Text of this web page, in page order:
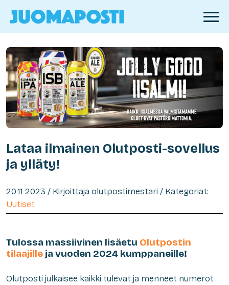
Lataa ilmainen Olutposti-sovellus
ja ylläty!
20.11.2023 / Kirjoittaja olutpostimestari / Kategoriat:
Uutiset
Tulossa massiivinen lisäetu Olutpostin
tilaajille ja vuoden 2024 kumppaneille!
Olutposti julkaisee kaikki tulevat ja menneet numerot